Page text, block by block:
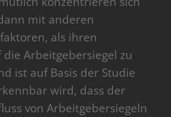
mit anderen
als ihren
Arbeitgebersiegel zu
ist auf Basis der Studie
wird, dass der
von Arbeitgebersiegeln